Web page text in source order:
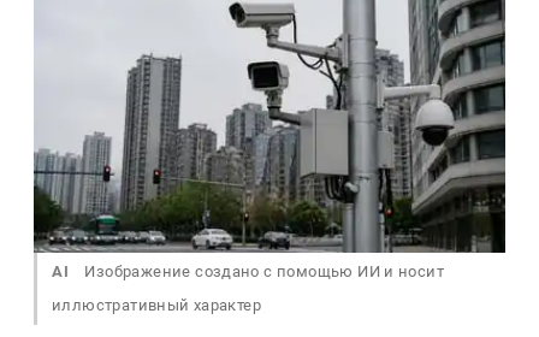
AI
Изображение создано с помощью ИИ и носит
иллюстративный характер